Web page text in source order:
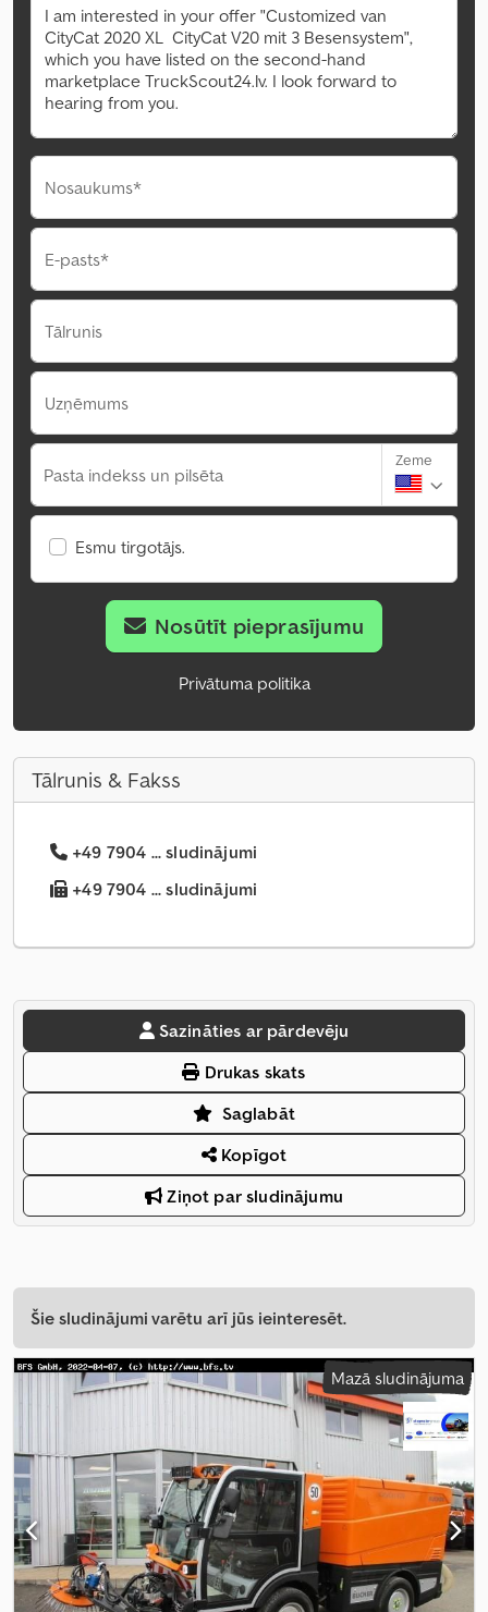
Nosaukums*
E-pasts*
Tālrunis
Uzņēmums
Pasta indekss un pilsēta
Zeme
Esmu tirgotājs.
Nosūtīt pieprasījumu
Privātuma politika
Tālrunis & Fakss
+49 7904 ... sludinājumi
+49 7904 ... sludinājumi
Sazināties ar pārdevēju
Drukas skats
Saglabāt
Kopīgot
Ziņot par sludinājumu
Šie sludinājumi varētu arī jūs ieinteresēt.
Mazā sludinājuma